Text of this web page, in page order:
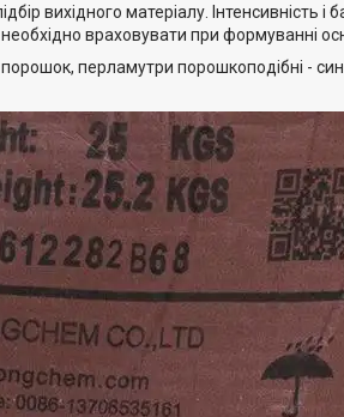
вихідного матеріалу. Інтенсивність
враховувати при формуванні
перламутри порошкоподібні -